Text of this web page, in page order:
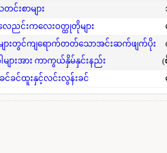
းစာများ
ေညင်းကလေးဝတ္ထုတိုများ
ားတွင်ကျရောက်တတ်သောအင်းဆက်ဖျက်ပိုး
ါများအား ကာကွယ်နှိမ်နှင်းနည်း
(
ခင်ခင်ထူးနှင့်လင်းလွန်းခင်